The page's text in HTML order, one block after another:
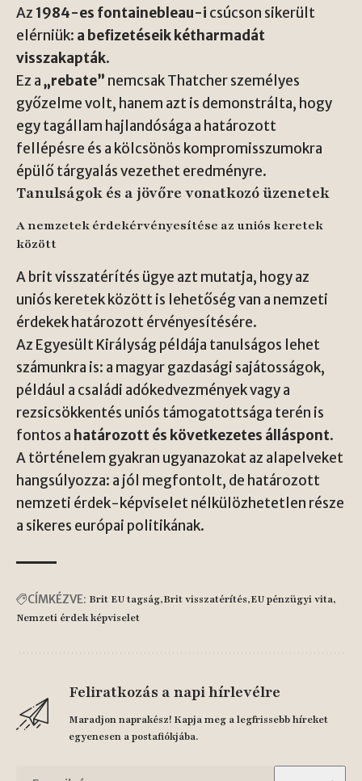
Az 1984-es fontainebleau-i csúcson sikerült
elérniük: a befizetéseik kétharmadát
visszakapták.
Ez a„rebate” nemcsak Thatcher személyes
győzelme volt, hanem azt is demonstrálta, hogy
egy tagállam hajlandósága a határozott
fellépésre és a kölcsönös kompromisszumokra
épülő tárgyalás vezethet eredményre.
Tanulságok és a jövőre vonatkozó üzenetek
A nemzetek érdekérvényesítése az uniós keretek
között
A brit visszatérítés ügye azt mutatja, hogy az
uniós keretek között is lehetőség van a nemzeti
érdekek határozott érvényesítésére.
Az Egyesült Királyság példája tanulságos lehet
számunkra is: a magyar gazdasági sajátosságok,
például a családi adókedvezmények vagy a
rezsicsökkentés uniós támogatottsága terén is
fontos a határozott és következetes álláspont.
A történelem gyakran ugyanazokat az alapelveket
hangsúlyozza: a jól megfontolt, de határozott
nemzeti érdek-képviselet nélkülözhetetlen része
a sikeres európai politikának.
CÍMKÉZVE: Brit EU tagság Brit visszatérítés EU pénzügyi vita
Nemzeti érdek képviselet
Feliratkozás a napi hírlevélre
Maradjon naprakész! Kapja meg a legfrissebb híreket
egyenesen a postafiókjába.